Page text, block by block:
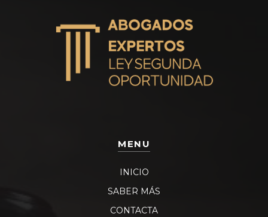
MENU
INICIO
SABER MÁS
CONTACTA